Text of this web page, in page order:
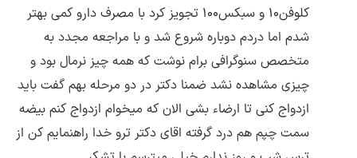
کلوفن10 و سبکس100 تجویز کرد با مصرف دارو کمی بهتر
شدم اما دردم دوباره شروع شد و با مراجعه مجدد به
متخصص سنوگرافی برام نوشت که همه چیز نرمال بود و
چیزی مشاهده نشد ضمنا دکتر در دو مرحله بهم گفت باید
ازدواج کنی تا ارضاء بشی الان که میخوام ازدواج کنم بیضه
سمت چپم هم درد گرفته اقای دکتر ترو خدا راهنمایم کن از